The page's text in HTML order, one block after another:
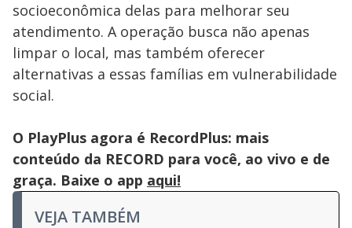
socioeconômica delas para melhorar seu
atendimento. A operação busca não apenas
limpar o local, mas também oferecer
alternativas a essas famílias em vulnerabilidade
social.
O PlayPlus agora é RecordPlus: mais
conteúdo da RECORD para você, ao vivo e de
graça. Baixe o app aqui!
VEJA TAMBÉM